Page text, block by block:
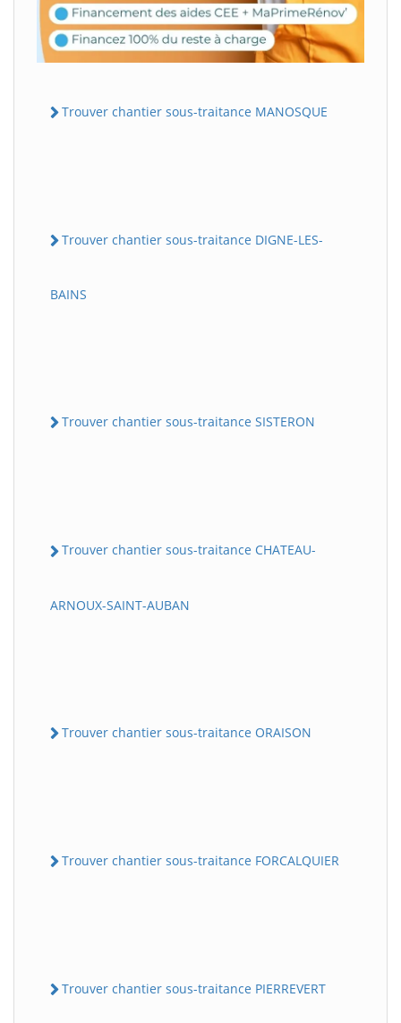
Trouver chantier sous-traitance MANOSQUE
Trouver chantier sous-traitance DIGNE-LES-
BAINS
Trouver chantier sous-traitance SISTERON
Trouver chantier sous-traitance CHATEAU-
ARNOUX-SAINT-AUBAN
Trouver chantier sous-traitance ORAISON
Trouver chantier sous-traitance FORCALQUIER
Trouver chantier sous-traitance PIERREVERT